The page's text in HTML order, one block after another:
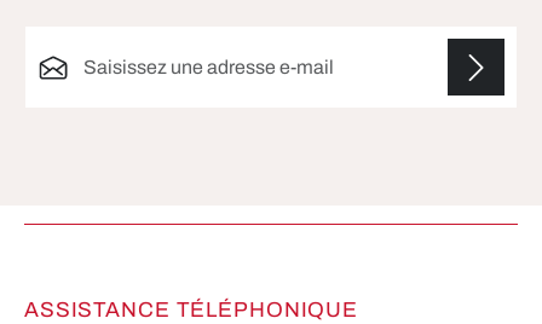
ASSISTANCE TÉLÉPHONIQUE